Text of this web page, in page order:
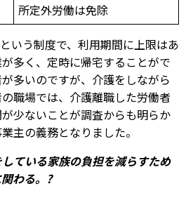
所定外労働は免除
いう制度で、利用期間に上限はあ
多く、定時に帰宅することがで
多いのですが、介護をしながら
職場では、介護離職した労働者
少ないことが調査からも明らか
主の義務となりました。
ている家族の負担を減らすため
わる。 ?